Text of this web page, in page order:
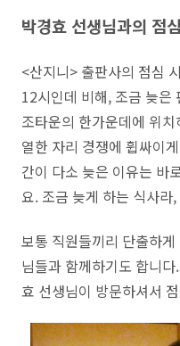
박경효 선생님과의 점
<산지니> 출판사의 점심
12시인데 비해, 조금 늦은
조타운의 한가운데에 위
열한 자리 경쟁에 휩싸이
간이 다소 늦은 이유는 바
요. 조금 늦게 하는 식사
보통 직원들끼리 단출하
님들과 함께하기도 합니
효 선생님이 방문하셔서